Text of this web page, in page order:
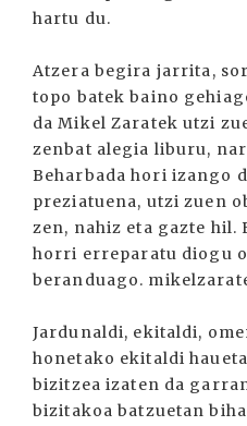
hartu du.
Atzera begira jarrita,
topo batek baino
da Mikel Zaratek utzi
zenbat alegia liburu,
Beharbada hori izango
preziatuena, utzi zuen
zen, nahiz eta gazte hil.
horri erreparatu diogu
beranduago.
Jardunaldi, ekitaldi,
honetako ekitaldi
bizitzea izaten da
bizitakoa batzuetan